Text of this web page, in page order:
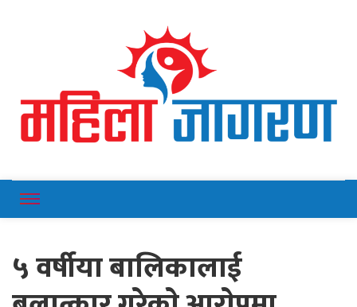
Mahilajagaran
५ वर्षीया बालिकालाई